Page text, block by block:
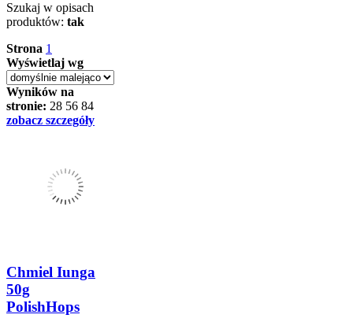
Szukaj w opisach
produktów: tak
Strona 1
Wyświetlaj wg
Wyników na
stronie: 28 56 84
zobacz szczegóły
Chmiel Iunga
50g
PolishHops